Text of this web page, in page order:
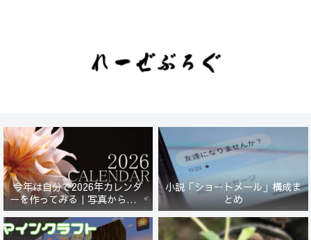
今年は自分で2026年カレンダ
ーを作ってみる｜写真から始ま
る小さなプロジェクト【一灯
花】
小説「ショートメール」構成ま
とめ